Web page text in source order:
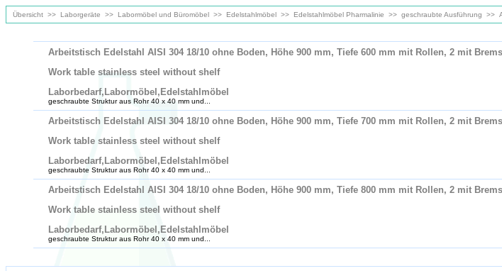
Übersicht >> Laborgeräte >> Labormöbel und Büromöbel >> Edelstahlmöbel >> Edelstahlmöbel Pharmalinie >> geschraubte Ausführung >>
Arbeitstisch Edelstahl AISI 304 18/10 ohne Boden, Höhe 900 mm, Tiefe 600 mm mit Rollen, 2 mit
Work table stainless steel without shelf
Laborbedarf,Labormöbel,Edelstahlmöbel
geschraubte Struktur aus Rohr 40 x 40 mm und...
Arbeitstisch Edelstahl AISI 304 18/10 ohne Boden, Höhe 900 mm, Tiefe 700 mm mit Rollen, 2 mit
Work table stainless steel without shelf
Laborbedarf,Labormöbel,Edelstahlmöbel
geschraubte Struktur aus Rohr 40 x 40 mm und...
Arbeitstisch Edelstahl AISI 304 18/10 ohne Boden, Höhe 900 mm, Tiefe 800 mm mit Rollen, 2 mit
Work table stainless steel without shelf
Laborbedarf,Labormöbel,Edelstahlmöbel
geschraubte Struktur aus Rohr 40 x 40 mm und...